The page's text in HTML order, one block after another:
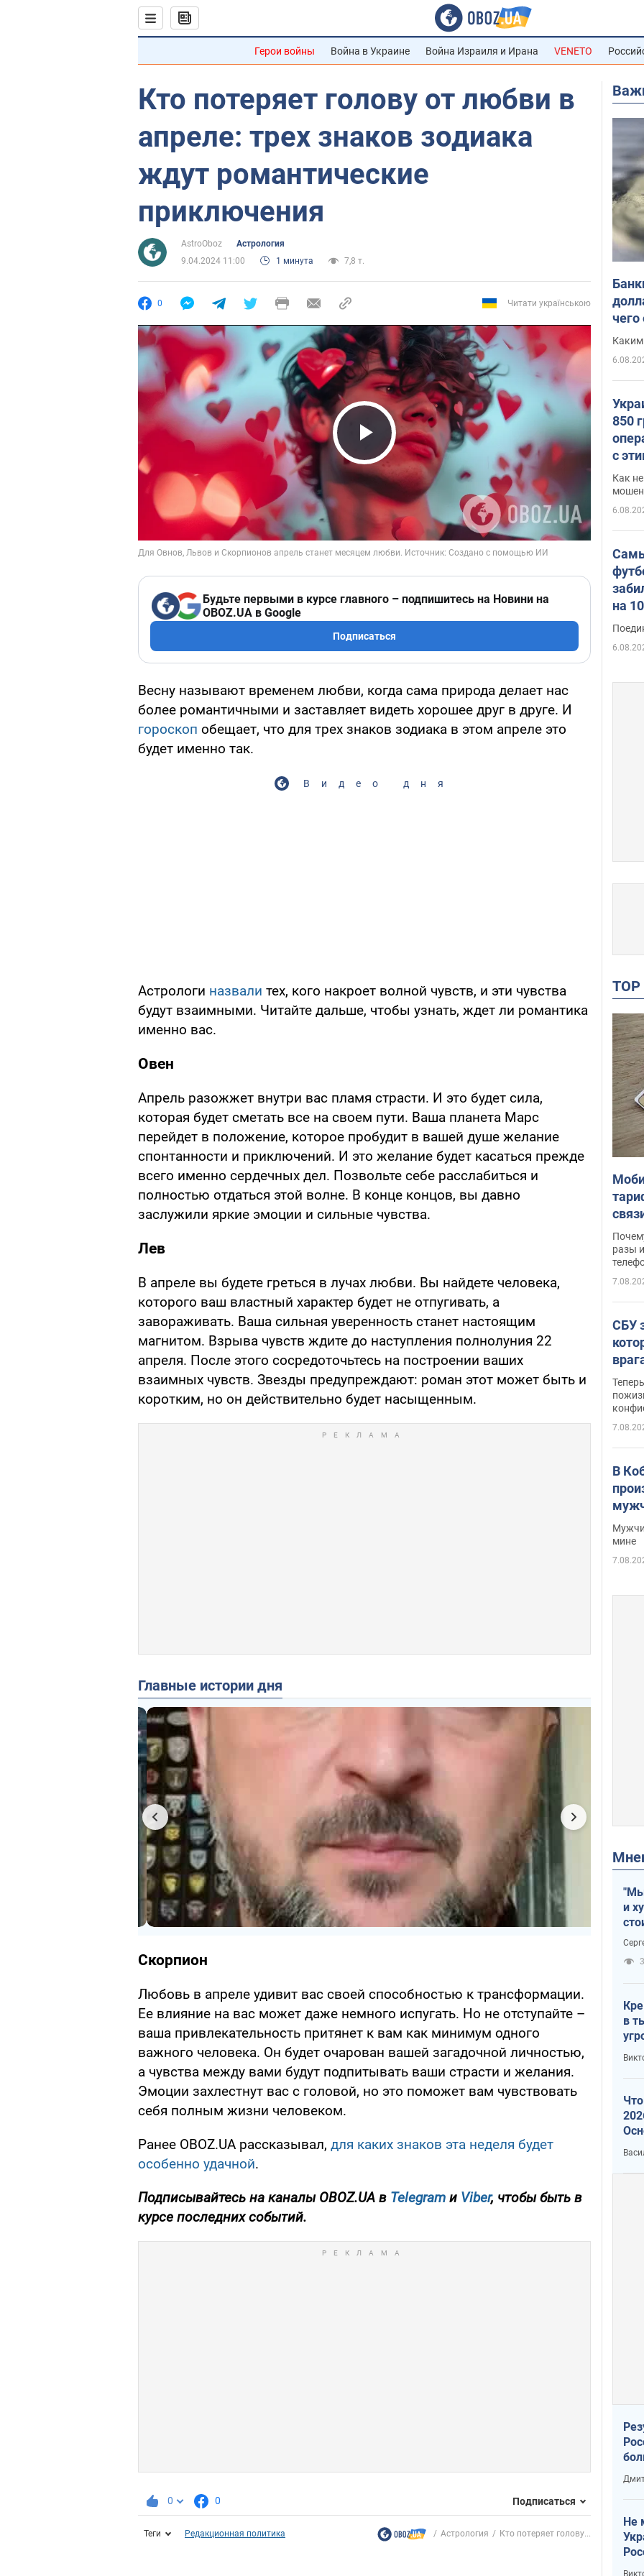
Герои войны Война в Украине Война Израиля и Ирана VENETO
Кто потеряет голову от любви в
апреле: трех знаков зодиака
ждут романтические
приключения
AstroOboz
Астрология
9.04.2024 11:00
1 минута 7,8 т.
0 Читати українською
Play Video
Будьте первыми в курсе главного – подпишитесь на Новини на
OBOZ.UA в Google
Подписаться
Весну называют временем любви, когда сама природа делает нас
более романтичными и заставляет видеть хорошее друг в друге. И
гороскоп обещает, что для трех знаков зодиака в этом апреле это
будет именно так.
Видео дня
Астрологи назвали тех, кого накроет волной чувств, и эти чувства
будут взаимными. Читайте дальше, чтобы узнать, ждет ли романтика
именно вас.
Овен
Апрель разожжет внутри вас пламя страсти. И это будет сила,
которая будет сметать все на своем пути. Ваша планета Марс
перейдет в положение, которое пробудит в вашей душе желание
спонтанности и приключений. И это желание будет касаться прежде
всего именно сердечных дел. Позвольте себе расслабиться и
полностью отдаться этой волне. В конце концов, вы давно
заслужили яркие эмоции и сильные чувства.
Лев
В апреле вы будете греться в лучах любви. Вы найдете человека,
которого ваш властный характер будет не отпугивать, а
завораживать. Ваша сильная уверенность станет настоящим
магнитом. Взрыва чувств ждите до наступления полнолуния 22
апреля. После этого сосредоточьтесь на построении ваших
взаимных чувств. Звезды предупреждают: роман этот может быть и
коротким, но он действительно будет насыщенным.
Главные истории дня
Скорпион
Любовь в апреле удивит вас своей способностью к трансформации.
Ее влияние на вас может даже немного испугать. Но не отступайте –
ваша привлекательность притянет к вам как минимум одного
важного человека. Он будет очарован вашей загадочной личностью,
а чувства между вами будут подпитывать ваши страсти и желания.
Эмоции захлестнут вас с головой, но это поможет вам чувствовать
себя полным жизни человеком.
Ранее OBOZ.UA рассказывал, для каких знаков эта неделя будет
особенно удачной.
Подписывайтесь на каналы OBOZ.UA в Telegram и Viber, чтобы быть в
курсе последних событий.
0 0 Подписаться
Теги Редакционная политика Астрология Кто потеряет голову...
Каким
850
с
Как
на
разы
СБУ
В
мине
и
в
Не